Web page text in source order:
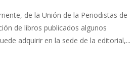
de la Unión de la Periodistas de
de libros publicados algunos
adquirir en la sede de la editorial,...